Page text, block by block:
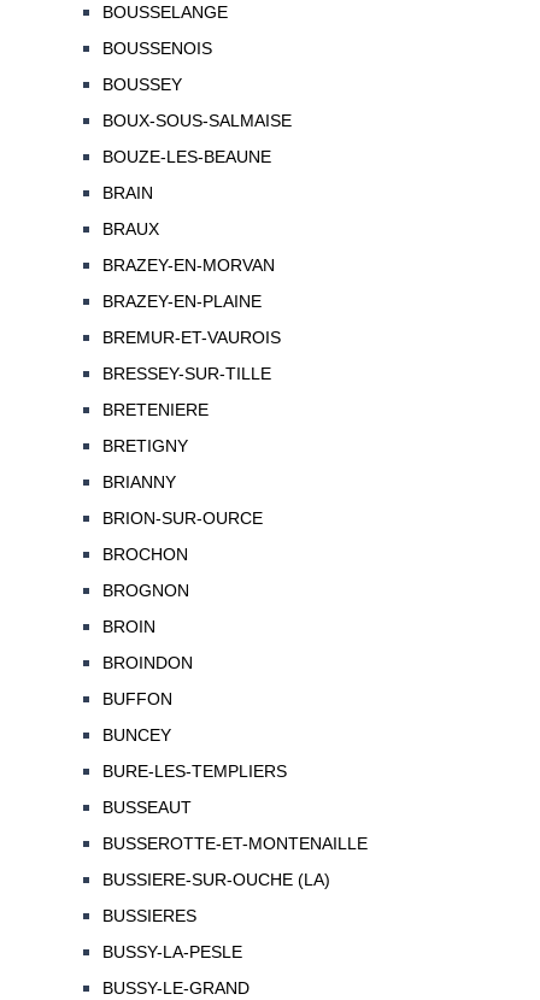
BOUSSELANGE
BOUSSENOIS
BOUSSEY
BOUX-SOUS-SALMAISE
BOUZE-LES-BEAUNE
BRAIN
BRAUX
BRAZEY-EN-MORVAN
BRAZEY-EN-PLAINE
BREMUR-ET-VAUROIS
BRESSEY-SUR-TILLE
BRETENIERE
BRETIGNY
BRIANNY
BRION-SUR-OURCE
BROCHON
BROGNON
BROIN
BROINDON
BUFFON
BUNCEY
BURE-LES-TEMPLIERS
BUSSEAUT
BUSSEROTTE-ET-MONTENAILLE
BUSSIERE-SUR-OUCHE (LA)
BUSSIERES
BUSSY-LA-PESLE
BUSSY-LE-GRAND